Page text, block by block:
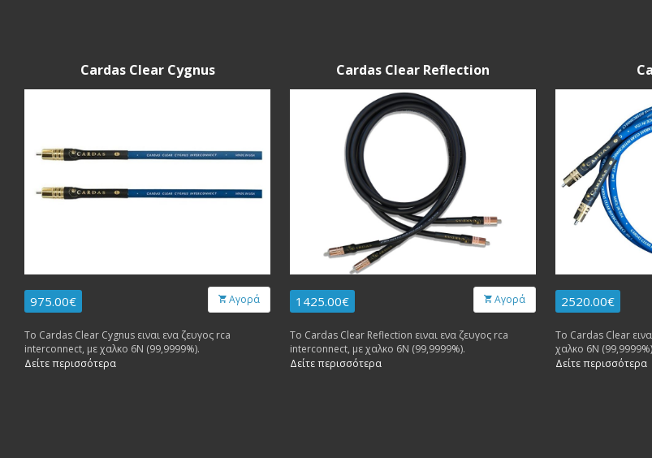
Cardas Clear Cygnus
975.00€ Αγορά
Το Cardas Clear Cygnus ειναι ενα ζευγος rca
interconnect, με χαλκο 6Ν (99,9999%).
Δείτε περισσότερα
Cardas Clear Reflection
1425.00€ Αγορά
Το Cardas Clear Reflection ειναι ενα ζευγος rca
interconnect, με χαλκο 6Ν (99,9999%).
Δείτε περισσότερα
2520.00€
Το Cardas Clear
χαλκο 6Ν
Δείτε περισσότερα